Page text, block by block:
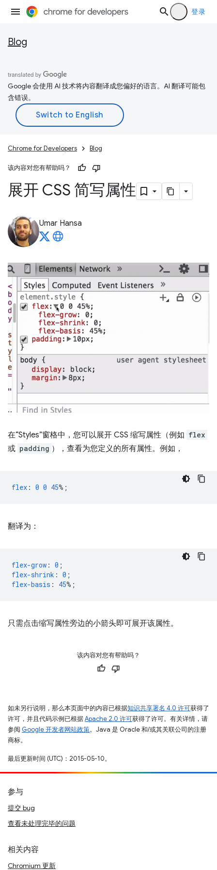
登录
Blog
Google 会使用 AI 技术将内容翻译成您偏好的语言。AI 翻译可能包
含错误。
Chrome for Developers Blog
该内容对您有帮助吗？
展开 CSS 简写属性
Umar Hansa
在“Styles”窗格中，您可以展开 CSS 缩写属性（例如 flex
或 padding ），查看为您定义的所有属性。例如，
flex : 0 0 45%;
翻译为：
flex-grow : 0 ;
flex-shrink : 0 ;
flex-basis : 45%;
只需点击缩写属性旁边的小箭头即可展开该属性。
该内容对您有帮助吗？
如未另行说明，那么本页面中的内容已根据知识共享署名 4.0 许可获得了
许可，并且代码示例已根据Apache 2.0 许可获得了许可。有关详情，请
参阅 Google 开发者网站政策。Java 是 Oracle 和/或其关联公司的注册
商标。
最后更新时间 (UTC)：2015-05-10。
参与
提交 bug
查看未处理完毕的问题
相关内容
Chromium 更新